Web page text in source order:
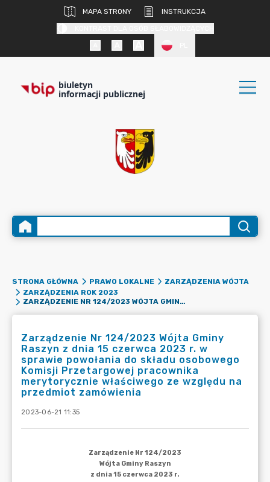
MAPA STRONY
INSTRUKCJA
biuletyn
informacji publicznej
STRONA GŁÓWNA PRAWO LOKALNE
ZARZĄDZENIA WÓJTA
ZARZĄDZENIA ROK 2023
ZARZĄDZENIE NR 124/2023 WÓJTA GMINY RASZYN Z DNIA 15 CZERWCA 2023 R. W SPRAWIE POWOŁANIA DO SKŁADU OSOBOWEGO KOMISJI PRZETARGOWEJ PRACOWNIKA MERYTORYCZNIE WŁAŚCIWEGO ZE WZGLĘDU NA PRZEDMIOT ZAMÓWIENIA
Zarządzenie Nr 124/2023 Wójta Gminy
Raszyn z dnia 15 czerwca 2023 r. w
sprawie powołania do składu osobowego
Komisji Przetargowej pracownika
merytorycznie właściwego ze względu na
przedmiot zamówienia
2023-06-21 11:35